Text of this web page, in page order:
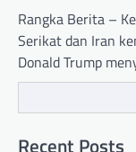
Rangka Berita –
Serikat dan Iran
Donald Trump
Recent Posts